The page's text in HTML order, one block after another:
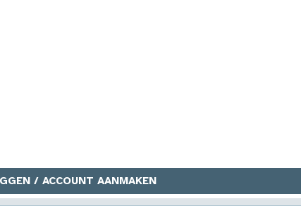
/ ACCOUNT AANMAKEN